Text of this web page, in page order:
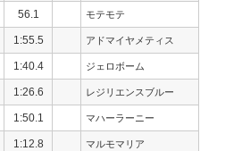
56.1 モテモテ
1:55.5 アドマイヤメティス
1:40.4 ジェロボーム
1:26.6 レジリエンスブルー
1:50.1 マハーラーニー
1:12.8 マルモマリア